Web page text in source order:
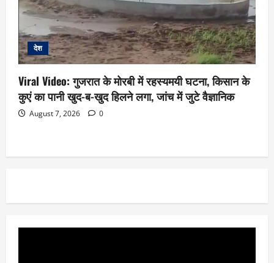
देश
Viral Video: गुजरात के मोरबी में रहस्यमयी घटना, किसान के
कुएं का पानी खुद-ब-खुद हिलने लगा, जांच में जुटे वैज्ञानिक
August 7, 2026 0